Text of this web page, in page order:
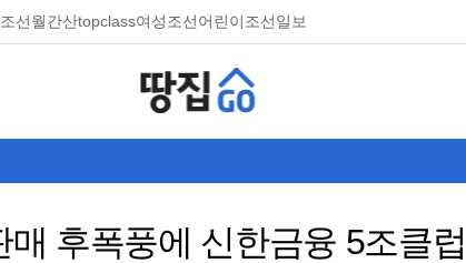
선월간산topclass여성조선어린이조선일보
매 후폭풍에 신한금융 5조클